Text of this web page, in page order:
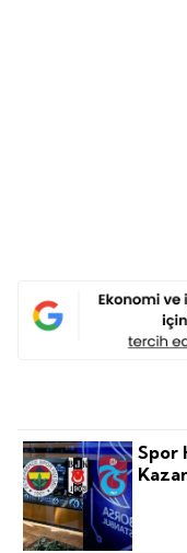
Spor